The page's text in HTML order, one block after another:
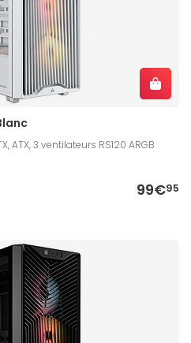
ATX, 3 ventilateurs RS120 ARGB
99€95